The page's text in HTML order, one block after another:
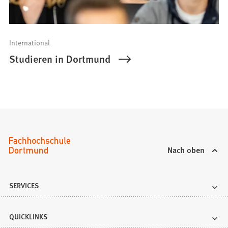
International
Studieren in Dortmund
Nach oben
SERVICES
QUICKLINKS